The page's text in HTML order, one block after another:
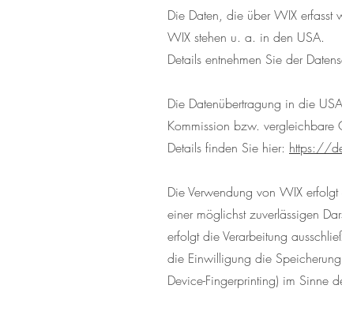
Die Daten, die über WIX erfasst
WIX stehen u. a. in den USA.
Details entnehmen Sie der
Die Datenübertragung in die
Kommission bzw.
Details finden Sie hier: https://
Die Verwendung von WIX
einer möglichst zuverlässigen
erfolgt die Verarbeitung
die Einwilligung die
Device-Fingerprinting) im Sinne